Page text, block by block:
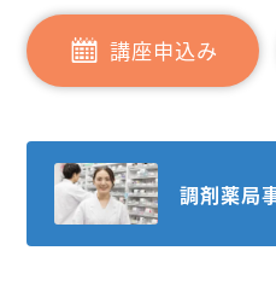
講座申込み
調剤薬局